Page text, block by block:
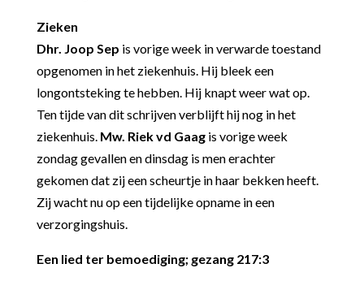
Zieken
Dhr. Joop Sep is vorige week in verwarde toestand
opgenomen in het ziekenhuis. Hij bleek een
longontsteking te hebben. Hij knapt weer wat op.
Ten tijde van dit schrijven verblijft hij nog in het
ziekenhuis. Mw. Riek vd Gaagis vorige week
zondag gevallen en dinsdag is men erachter
gekomen dat zij een scheurtje in haar bekken heeft.
Zij wacht nu op een tijdelijke opname in een
verzorgingshuis.
Een lied ter bemoediging; gezang 217:3